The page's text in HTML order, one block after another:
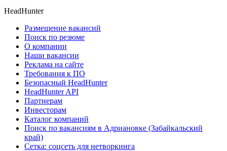
HeadHunter
Размещение вакансий
Поиск по резюме
О компании
Наши вакансии
Реклама на сайте
Требования к ПО
Безопасный HeadHunter
HeadHunter API
Партнерам
Инвесторам
Каталог компаний
Поиск по вакансиям в Адриановке (Забайкальский
край)
Сетка: соцсеть для нетворкинга